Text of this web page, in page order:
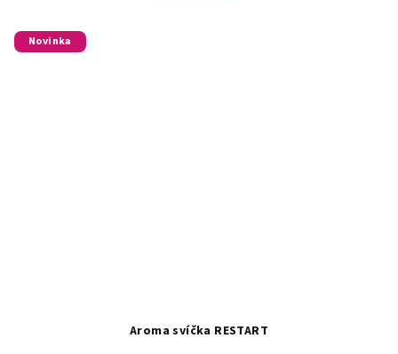
Novinka
Aroma svíčka RESTART